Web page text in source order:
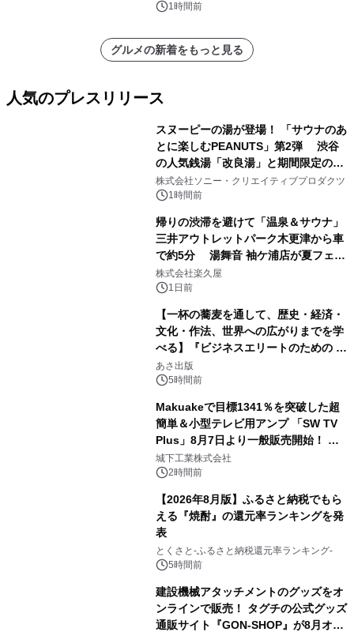
1時間前
グルメの新着をもっと見る
人気のプレスリリース
スヌーピーの湯が登場！ 「サウナのあ
とに楽しむPEANUTS」第2弾 渋谷
の人気銭湯「改良湯」と期間限定のコ
ラボレーション サウナイキタイコラ
ボグッズも発売決定！
株式会社ソニー・クリエイティブプロダクツ
1時間前
帰りの渋滞を避けて「温泉＆サウナ」
三井アウトレットパーク木更津から車
で約5分 湯舞音 袖ケ浦店が夏フェア
メニューを提供
株式会社楽久屋
1日前
【一杯の蕎麦を通して、歴史・経済・
文化・作法、世界への広がりまでを学
べる】『ビジネスエリートのための 教
養としての蕎麦』2026年8月25日
（火）発売
あさ出版
5時間前
Makuakeで目標1341％を突破した超
簡単＆小型テレビ用アンプ 「SW TV
Plus」8月7日より一般販売開始！ ケ
ーブル1本つなぐだけ、テレビの音が
ぐっと豊かに
城下工業株式会社
2時間前
【2026年8月版】ふるさと納税でもら
える『焼酎』の還元率ランキングを発
表
とくさと-ふるさと納税還元率ランキング-
5時間前
建設機械アタッチメントのグッズをオ
ンラインで販売！ タグチの公式グッズ
通販サイト『GON-SHOP』が8月オー